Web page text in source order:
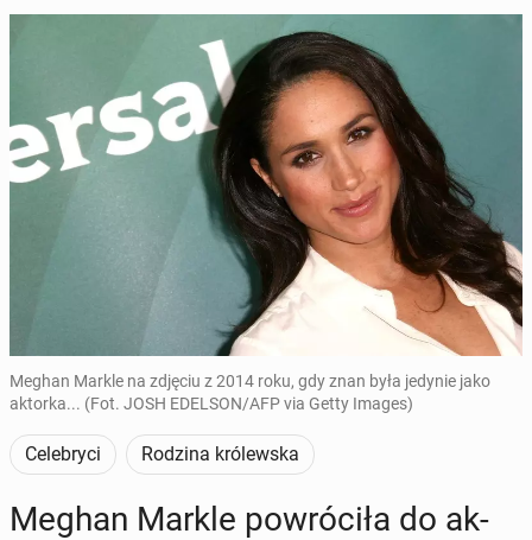
Meghan Markle na zdjęciu z 2014 roku, gdy znan była jedynie jako
aktorka... (Fot. JOSH EDELSON/AFP via Getty Images)
Celebryci Rodzina królewska
Meghan Markle po­wró­ci­ła do ak­